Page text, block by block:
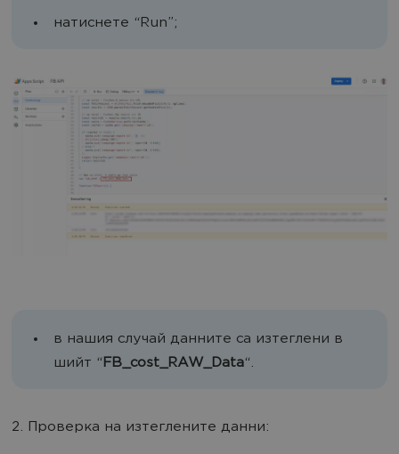
натиснете “Run”;
в нашия случай данните са изтеглени в
шийт “FB_cost_RAW_Data“.
2. Проверка на изтеглените данни: